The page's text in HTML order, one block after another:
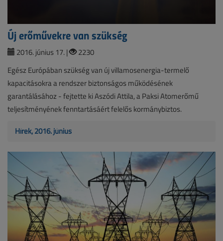
Új erőművekre van szükség
2016. június 17. |
2230
Egész Európában szükség van új villamosenergia-termelő
kapacitásokra a rendszer biztonságos működésének
garantálásához - fejtette ki Aszódi Attila, a Paksi Atomerőmű
teljesítményének fenntartásáért felelős kormánybiztos.
Hírek, 2016. június